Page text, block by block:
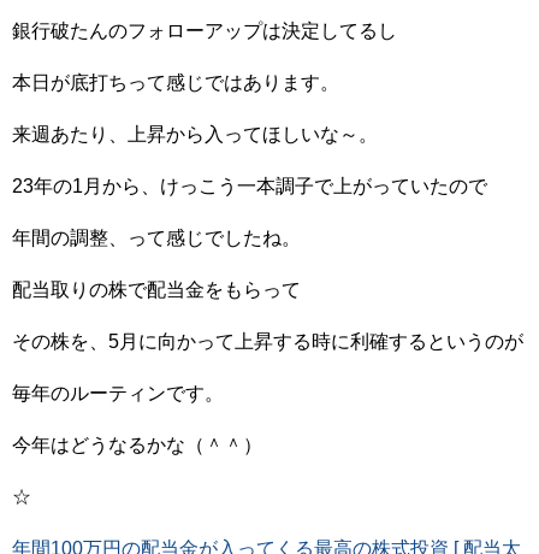
銀行破たんのフォローアップは決定してるし
本日が底打ちって感じではあります。
来週あたり、上昇から入ってほしいな～。
23年の1月から、けっこう一本調子で上がっていたので
年間の調整、って感じでしたね。
配当取りの株で配当金をもらって
その株を、5月に向かって上昇する時に利確するというのが
毎年のルーティンです。
今年はどうなるかな（＾＾）
☆
年間100万円の配当金が入ってくる最高の株式投資 [ 配当太